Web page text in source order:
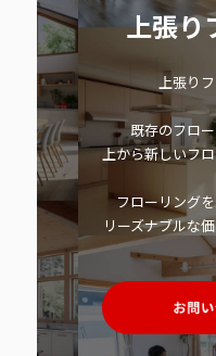
上張り
上張り
既存のフロ
上から新しいフ
フローリング
リーズナブルな